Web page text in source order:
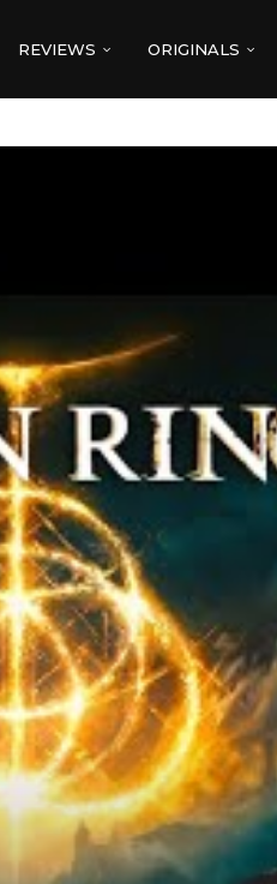
REVIEWS ORIGINALS